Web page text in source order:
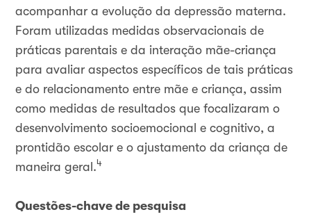
acompanhar a evolução da depressão materna.
Foram utilizadas medidas observacionais de
práticas parentais e da interação mãe-criança
para avaliar aspectos específicos de tais práticas
e do relacionamento entre mãe e criança, assim
como medidas de resultados que focalizaram o
desenvolvimento socioemocional e cognitivo, a
prontidão escolar e o ajustamento da criança de
maneira geral.4
Questões-chave de pesquisa